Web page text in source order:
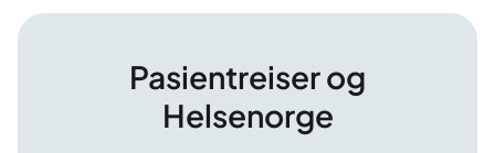
Pasientreiser og
Helsenorge